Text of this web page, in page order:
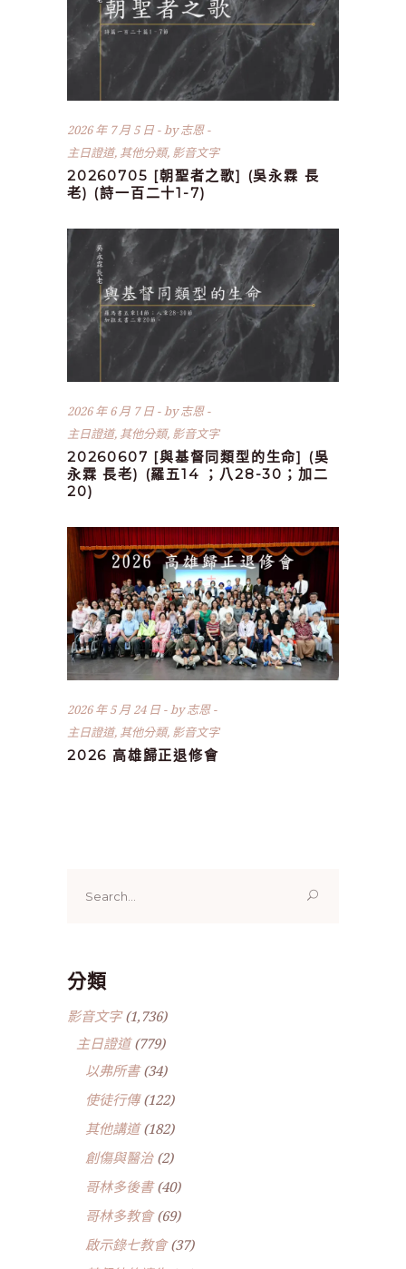
2026 年 7 月 5 日 by志恩
主日證道, 其他分類, 影音文字
20260705 [朝聖者之歌] (吳永霖 長
老) (詩一百二十1-7)
2026 年 6 月 7 日 by志恩
主日證道, 其他分類, 影音文字
20260607 [與基督同類型的生命] (吳
永霖 長老) (羅五14 ；八28-30；加二
20)
2026 年 5 月 24 日 by志恩
主日證道, 其他分類, 影音文字
2026 高雄歸正退修會
for:
分類
影音文字(1,736)
主日證道(779)
以弗所書(34)
使徒行傳(122)
其他講道(182)
創傷與醫治(2)
哥林多後書(40)
哥林多教會(69)
啟示錄七教會(37)